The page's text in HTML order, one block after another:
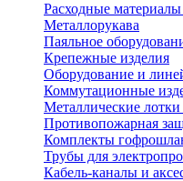
Расходные
Металлорукава
Паяльное
Крепежные изделия
Оборудование и
Коммутационные
Металлические
Противопожарная
Комплекты
Трубы для
Кабель-каналы и